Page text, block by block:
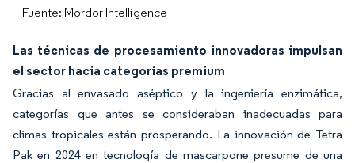
Fuente: Mordor Intelligence
Las técnicas de procesamiento innovadoras impulsan
el sector hacia categorías premium
Gracias al envasado aséptico y la ingeniería enzimática,
categorías que antes se consideraban inadecuadas para
climas tropicales están prosperando. La innovación de Tetra
Pak en 2024 en tecnología de mascarpone presume de una